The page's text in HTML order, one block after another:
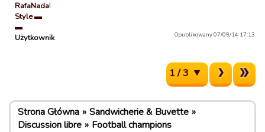
RafaNadal
Style ▬
▬
Użytkownik
Opublikowany 07/09/14 17:13.
1 / 3
Strona Główna
Sandwicherie & Buvette
Discussion libre
Football champions